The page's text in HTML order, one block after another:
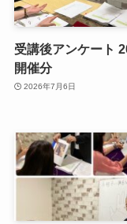
受講後アンケート
開催分
2026年7月6日